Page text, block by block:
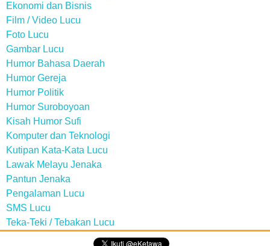
Ekonomi dan Bisnis
Film / Video Lucu
Foto Lucu
Gambar Lucu
Humor Bahasa Daerah
Humor Gereja
Humor Politik
Humor Suroboyoan
Kisah Humor Sufi
Komputer dan Teknologi
Kutipan Kata-Kata Lucu
Lawak Melayu Jenaka
Pantun Jenaka
Pengalaman Lucu
SMS Lucu
Teka-Teki / Tebakan Lucu